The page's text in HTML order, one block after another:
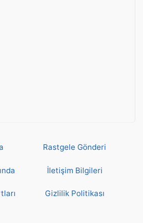
Rastgele Gönderi
İletişim Bilgileri
Gizlilik Politikası